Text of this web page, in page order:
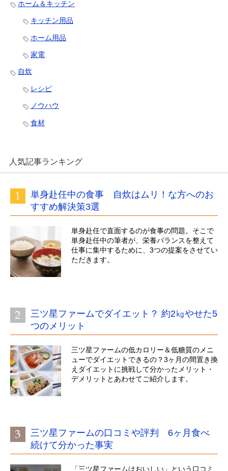
ホーム＆キッチン
キッチン用品
ホーム用品
家電
自炊
レシピ
ノウハウ
食材
人気記事ランキング
単身赴任中の食事 自炊はムリ！な方へのお
すすめ解決策3選
単身赴任で直面するのが食事の問題。そこで
単身赴任中の筆者が、栄養バランスを整えて
仕事に集中するために、3つの提案をさせてい
ただきます。
三ツ星ファームでダイエット？ 約2㎏やせた5
つのメリット
三ツ星ファームの低カロリー＆低糖質のメニ
ューでダイエットできるの？3ヶ月の間置き換
えダイエットに挑戦して分かったメリット・
デメリットとあわせてご紹介します。
三ツ星ファームの口コミや評判 6ヶ月食べ
続けて分かった事実
「三ツ星ファームはおいしい」という口コミ